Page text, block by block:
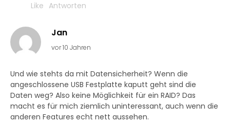
Like Antworten
Jan
vor 10 Jahren
Und wie stehts da mit Datensicherheit? Wenn die
angeschlossene USB Festplatte kaputt geht sind die
Daten weg? Also keine Möglichkeit für ein RAID? Das
macht es für mich ziemlich uninteressant, auch wenn die
anderen Features echt nett aussehen.